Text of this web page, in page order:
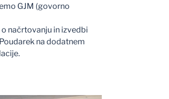
GJM (govorno
načrtovanju in izvedbi
na dodatnem